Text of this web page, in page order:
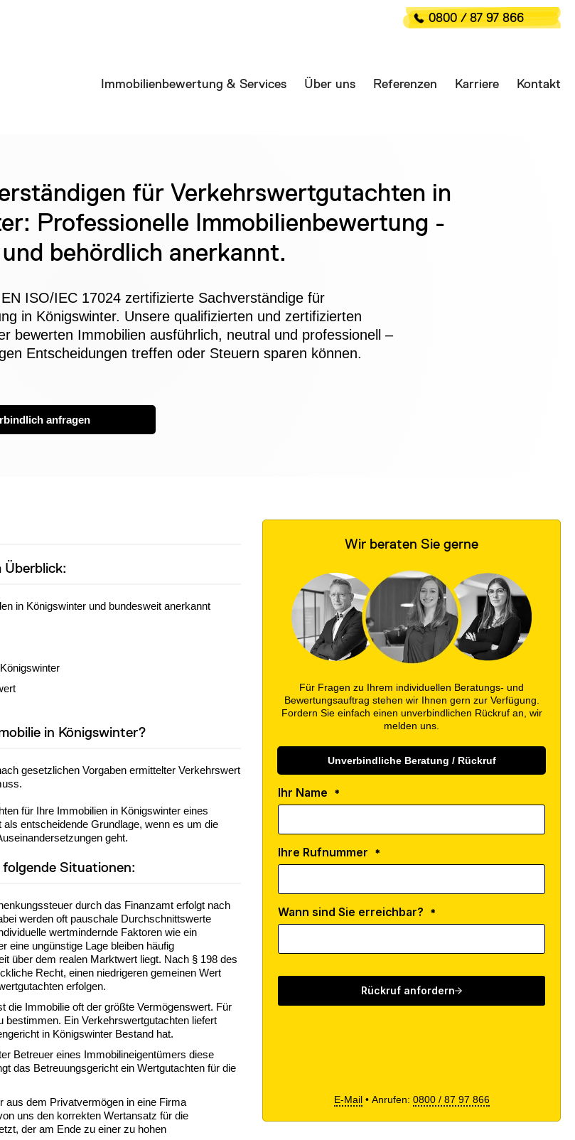
0800 / 87 97 866
Immobilienbewertung & Services Über uns Referenzen Karriere Kontakt
für Verkehrswertgutachten in
Professionelle Immobilienbewertung -
behördlich anerkannt.
ISO/IEC 17024 zertifizierte Sachverständige für
in Königswinter. Unsere qualifizierten und zertifizierten
bewerten Immobilien ausführlich, neutral und professionell –
Entscheidungen treffen oder Steuern sparen können.
anfragen
in Königswinter und bundesweit anerkannt
in Königswinter?
gesetzlichen Vorgaben ermittelter Verkehrswert
für Ihre Immobilien in Königswinter eines
entscheidende Grundlage, wenn es um die
geht.
Situationen:
durch das Finanzamt erfolgt nach
werden oft pauschale Durchschnittswerte
wertmindernde Faktoren wie ein
eine ungünstige Lage bleiben häufig
über dem realen Marktwert liegt. Nach § 198 des
Recht, einen niedrigeren gemeinen Wert
erfolgen.
die Immobilie oft der größte Vermögenswert. Für
Ein Verkehrswertgutachten liefert
in Königswinter Bestand hat.
Betreuer eines Immobilineigentümers diese
das Betreuungsgericht ein Wertgutachten für die
aus dem Privatvermögen in eine Firma
uns den korrekten Wertansatz für die
der am Ende zu einer zu hohen
Wir beraten Sie gerne
Für Fragen zu Ihrem individuellen Beratungs- und
Bewertungsauftrag stehen wir Ihnen gern zur Verfügung.
Fordern Sie einfach einen unverbindlichen Rückruf an, wir
melden uns.
Unverbindliche Beratung / Rückruf
E-Mail• Anrufen: 0800 / 87 97 866